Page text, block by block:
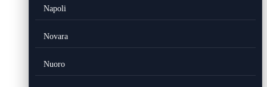
Napoli
Novara
Nuoro